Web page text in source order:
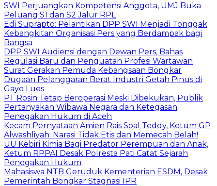
SWI Perjuangkan Kompetensi Anggota, UMJ Buka
Peluang S1 dan S2 Jalur RPL
Edi Suprapto: Pelantikan DPP SWI Menjadi Tonggak
Kebangkitan Organisasi Pers yang Berdampak bagi
Bangsa
DPP SWI Audiensi dengan Dewan Pers, Bahas
Regulasi Baru dan Penguatan Profesi Wartawan
Surat Gerakan Pemuda Kebangsaan Bongkar
Dugaan Pelanggaran Berat Industri Getah Pinus di
Gayo Lues
PT Rosin Tetap Beroperasi Meski Dibekukan, Publik
Pertanyakan Wibawa Negara dan Ketegasan
Penegakan Hukum di Aceh
Kecam Pernyataan Amien Rais Soal Teddy, Ketum GP
Alwashliyah: Narasi Tidak Etis dan Memecah Belah!
UU Kebiri Kimia Bagi Predator Perempuan dan Anak,
Ketum RPPAI Desak Polresta Pati Catat Sejarah
Penegakan Hukum
Mahasiswa NTB Geruduk Kementerian ESDM, Desak
Pemerintah Bongkar Stagnasi IPR